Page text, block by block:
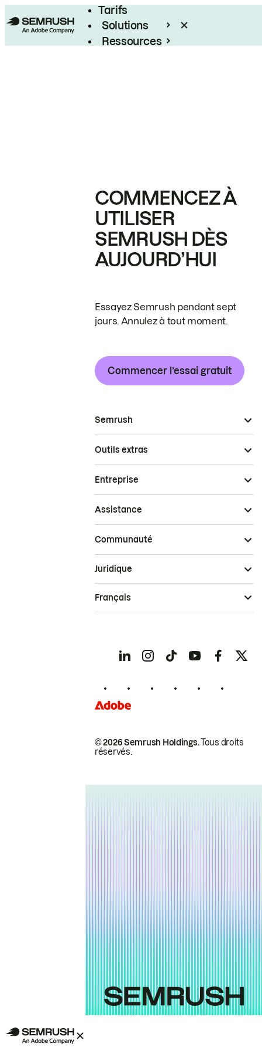
Tarifs
Solutions
Ressources
COMMENCEZ À
UTILISER
SEMRUSH DÈS
AUJOURD’HUI
Essayez Semrush pendant sept
jours. Annulez à tout moment.
Commencer l’essai gratuit
Semrush
Outils extras
Entreprise
Assistance
Communauté
© 2026 Semrush Holdings.Tous droits
réservés.
Juridique
Français